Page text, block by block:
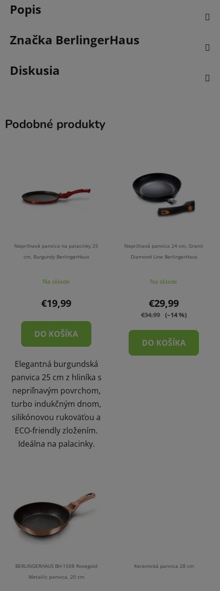
Popis
Značka BerlingerHaus
Diskusia
Podobné produkty
Nepriľnavá panvica na palacinky 25
cm, Burgundy BerlingerHaus
Na sklade
€19,99
DO KOŠÍKA
Elegantná burgundská
panvica 25 cm z hliníka s
nepriľnavým povrchom,
turbo indukčným dnom,
silikónovou rukoväťou a
ECO-friendly zložením.
Ideálna na palacinky.
Nepriľnavá panvica 24 cm, Granit
Diamond Line BerlingerHaus
Na sklade
€29,99
€34,99 (–14 %)
DO KOŠÍKA
BERLINGERHAUS BH-1508 Rosegold
Metallic panvica, 20 cm
Keramická panvica 28 cm